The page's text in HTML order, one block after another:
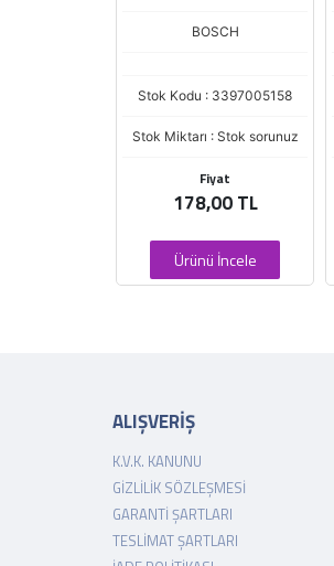
BOSCH
Stok Kodu : 3397005158
Stok Miktarı : Stok sorunuz
Fiyat
178,00 TL
Ürünü İncele
ALIŞVERİŞ
K.V.K. KANUNU
GIZLILIK SÖZLEŞMESI
GARANTI ŞARTLARI
TESLIMAT ŞARTLARI